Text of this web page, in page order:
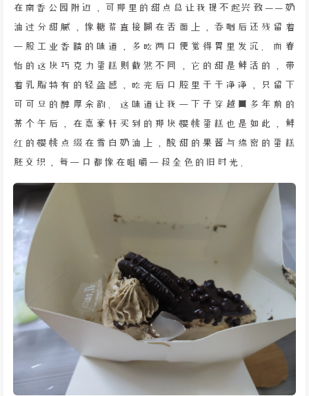
在南香公园附近，可那里的甜点总让我提不起兴致——奶
油过分甜腻，像糖浆直接糊在舌面上，吞咽后还残留着
一股工业香精的味道，多吃两口便觉得胃里发沉。而春
怡的这块巧克力蛋糕则截然不同，它的甜是鲜活的，带
着乳脂特有的轻盈感，吃完后口腔里干干净净，只留下
可可豆的醇厚余韵。这味道让我一下子穿越回多年前的
某个午后，在嘉豪轩买到的那块樱桃蛋糕也是如此，鲜
红的樱桃点缀在雪白奶油上，酸甜的果酱与绵密的蛋糕
胚交织，每一口都像在咀嚼一段金色的旧时光。